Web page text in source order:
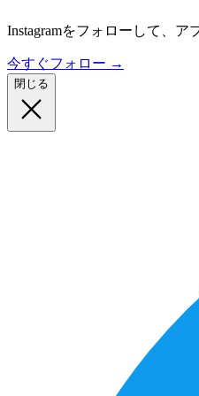
Instagramをフォローして、
今すぐフォロー →
閉じる